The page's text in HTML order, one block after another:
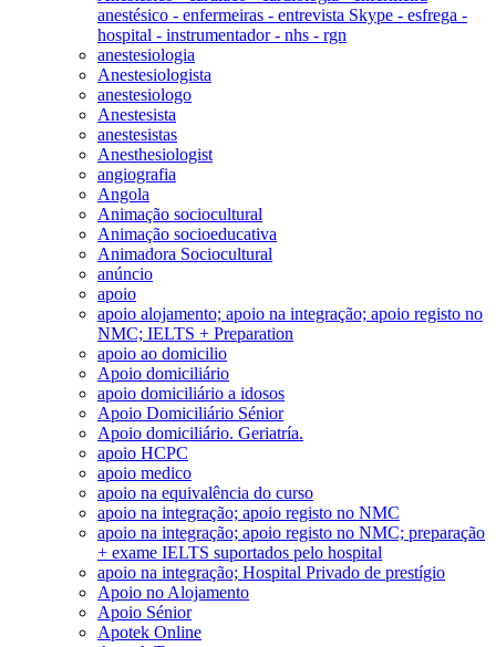
anestésico - enfermeiras - entrevista Skype - esfrega -
hospital - instrumentador - nhs - rgn
anestesiologia
Anestesiologista
anestesiologo
Anestesista
anestesistas
Anesthesiologist
angiografia
Angola
Animação sociocultural
Animação socioeducativa
Animadora Sociocultural
anúncio
apoio
apoio alojamento; apoio na integração; apoio registo no
NMC; IELTS + Preparation
apoio ao domicilio
Apoio domiciliário
apoio domiciliário a idosos
Apoio Domiciliário Sénior
Apoio domiciliário. Geriatría.
apoio HCPC
apoio medico
apoio na equivalência do curso
apoio na integração; apoio registo no NMC
apoio na integração; apoio registo no NMC; preparação
+ exame IELTS suportados pelo hospital
apoio na integração; Hospital Privado de prestígio
Apoio no Alojamento
Apoio Sénior
Apotek Online